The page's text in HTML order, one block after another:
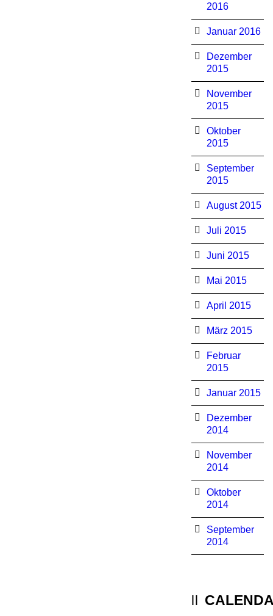
2016
Januar 2016
Dezember
2015
November
2015
Oktober
2015
September
2015
August 2015
Juli 2015
Juni 2015
Mai 2015
April 2015
März 2015
Februar
2015
Januar 2015
Dezember
2014
November
2014
Oktober
2014
September
2014